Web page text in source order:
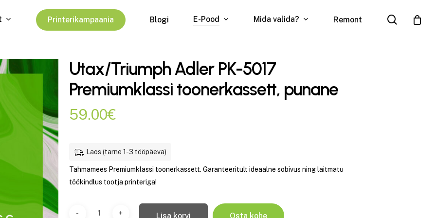
Printerikampaania Blogi E-Pood Mida valida? Remont search
Utax/Triumph Adler PK-5017
Premiumklassi toonerkassett, punane
59.00€
Laos (tarne 1-3 tööpäeva)
Tahmamees Premiumklassi toonerkassett. Garanteeritult ideaalne sobivus ning laitmatu
töökindlus tootja printeriga!
Lisa korvi Osta kohe